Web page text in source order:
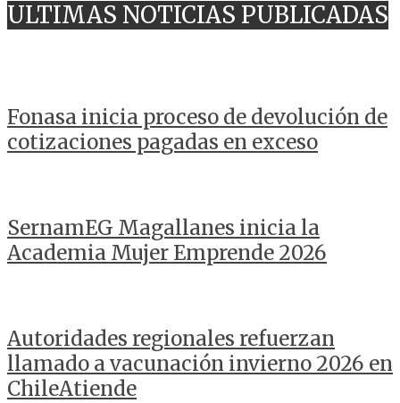
ULTIMAS NOTICIAS PUBLICADAS
Fonasa inicia proceso de devolución de
cotizaciones pagadas en exceso
SernamEG Magallanes inicia la
Academia Mujer Emprende 2026
Autoridades regionales refuerzan
llamado a vacunación invierno 2026 en
ChileAtiende